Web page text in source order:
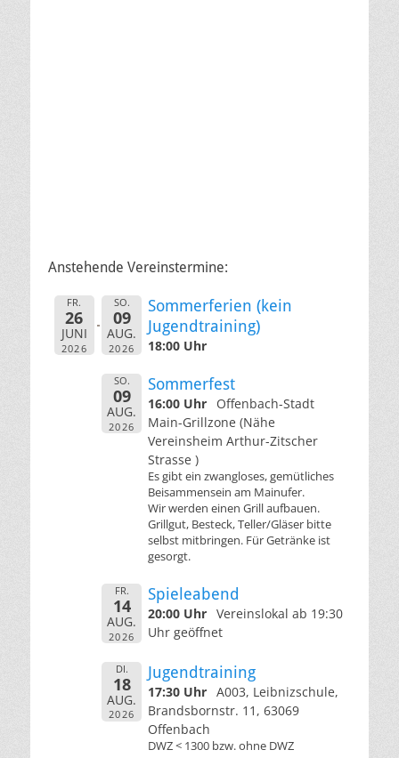
Anstehende Vereinstermine:
FR.
26
JUNI
2026
SO.
09
AUG.
2026
Sommerferien (kein
Jugendtraining)
18:00 Uhr
SO.
09
AUG.
2026
Sommerfest
16:00 Uhr
Offenbach-Stadt
Main-Grillzone (Nähe
Vereinsheim Arthur-Zitscher
Strasse )
Es gibt ein zwangloses, gemütliches
Beisammensein am Mainufer.
Wir werden einen Grill aufbauen.
Grillgut, Besteck, Teller/Gläser bitte
selbst mitbringen. Für Getränke ist
gesorgt.
FR.
14
AUG.
2026
Spieleabend
20:00 Uhr Vereinslokal ab 19:30
Uhr geöffnet
DI.
18
AUG.
2026
Jugendtraining
17:30 Uhr A003, Leibnizschule,
Brandsbornstr. 11, 63069
Offenbach
DWZ < 1300 bzw. ohne DWZ